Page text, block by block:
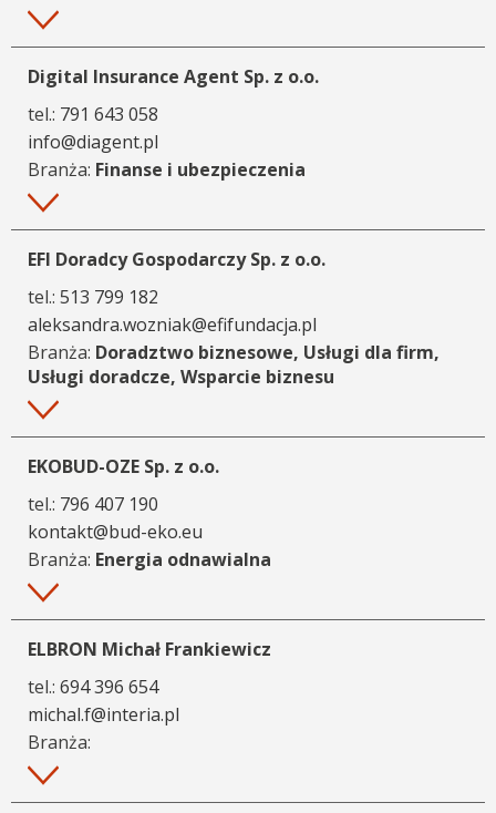
Więcej
Digital Insurance Agent Sp. z o.o.
tel.: 791 643 058
info@diagent.pl
Branża: Finanse i ubezpieczenia
Więcej
EFI Doradcy Gospodarczy Sp. z o.o.
tel.: 513 799 182
aleksandra.wozniak@efifundacja.pl
Branża: Doradztwo biznesowe, Usługi dla firm,
Usługi doradcze, Wsparcie biznesu
Więcej
EKOBUD-OZE Sp. z o.o.
tel.: 796 407 190
kontakt@bud-eko.eu
Branża: Energia odnawialna
Więcej
ELBRON Michał Frankiewicz
tel.: 694 396 654
michal.f@interia.pl
Branża:
Więcej